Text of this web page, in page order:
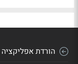
הורדת אפליקציה